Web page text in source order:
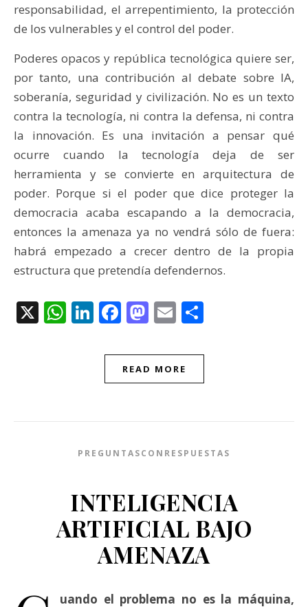
responsabilidad, el arrepentimiento, la protección
de los vulnerables y el control del poder.
Poderes opacos y república tecnológica quiere ser,
por tanto, una contribución al debate sobre IA,
soberanía, seguridad y civilización. No es un texto
contra la tecnología, ni contra la defensa, ni contra
la innovación. Es una invitación a pensar qué
ocurre cuando la tecnología deja de ser
herramienta y se convierte en arquitectura de
poder. Porque si el poder que dice proteger la
democracia acaba escapando a la democracia,
entonces la amenaza ya no vendrá sólo de fuera:
habrá empezado a crecer dentro de la propia
estructura que pretendía defendernos.
X WhatsApp
LinkedIn
Facebook
Mastodon
Email
READ MORE
PREGUNTASCONRESPUESTAS
INTELIGENCIA
ARTIFICIAL BAJO
AMENAZA
uando el problema no es la máquina,